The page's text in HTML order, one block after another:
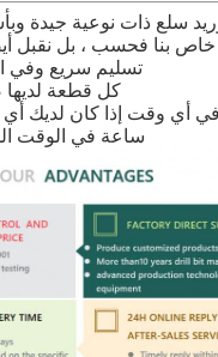
سلع ذات نوعية جيدة
خاص بنا فحسب ، بل نقبل
3 تسليم سريع وفي
4 كل قطعة
6 24 ساعة في الوقت